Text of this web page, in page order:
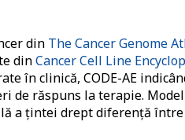
din The Cancer Genome
dinCancer Cell Line
în clinică, CODE-AE
de răspuns la terapie.
a ţintei drept diferenţă